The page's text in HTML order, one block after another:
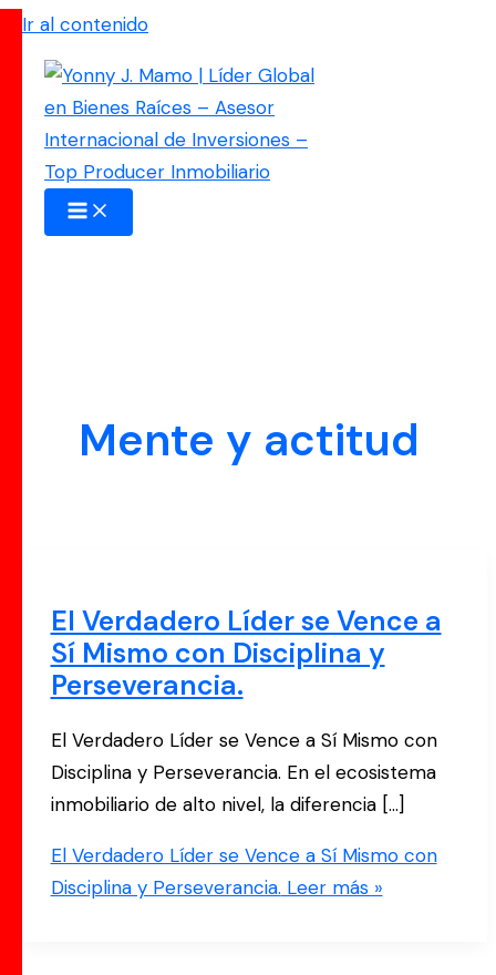
Ir al contenido
Mente y actitud
El Verdadero Líder se Vence a
Sí Mismo con Disciplina y
Perseverancia.
El Verdadero Líder se Vence a Sí Mismo con
Disciplina y Perseverancia. En el ecosistema
inmobiliario de alto nivel, la diferencia […]
El Verdadero Líder se Vence a Sí Mismo con
Disciplina y Perseverancia. Leer más »